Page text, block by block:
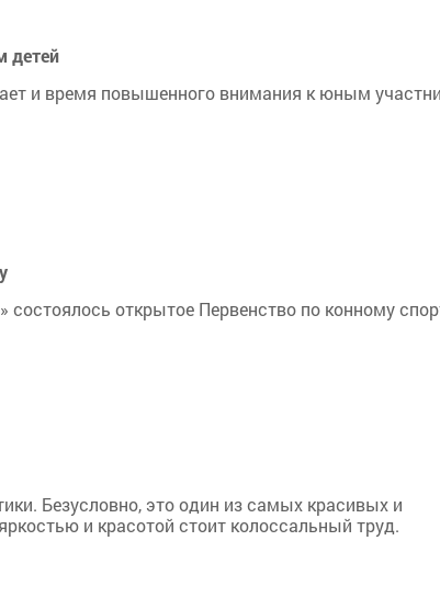
детей
и время повышенного внимания к юным
открытое Первенство по конному
Безусловно, это один из самых красивых и
и красотой стоит колоссальный труд.